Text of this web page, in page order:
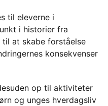
til eleverne i
i historier fra
til at skabe forståelse
konsekvenser
op til aktiviteter
og unges hverdagsliv